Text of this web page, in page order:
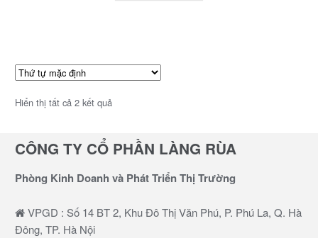
Hiển thị tất cả 2 kết quả
CÔNG TY CỔ PHẦN LÀNG RÙA
Phòng Kinh Doanh và Phát Triển Thị Trường
VPGD : Số 14 BT 2, Khu Đô Thị Văn Phú, P. Phú La, Q. Hà
Đông, TP. Hà Nội